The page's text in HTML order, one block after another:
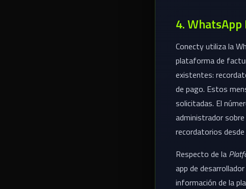
4.
Conecty utiliza la
plataforma de
existentes:
de pago. Estos
solicitadas. El
administrador
recordatorios
Respecto de la
app de
información de la